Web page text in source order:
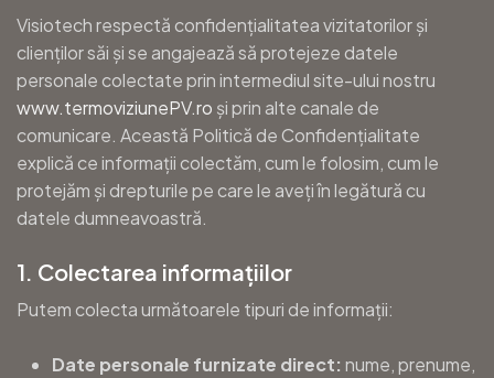
Visiotech respectă confidențialitatea vizitatorilor și
clienților săi și se angajează să protejeze datele
personale colectate prin intermediul site-ului nostru
www.termoviziunePV.ro și prin alte canale de
comunicare. Această Politică de Confidențialitate
explică ce informații colectăm, cum le folosim, cum le
protejăm și drepturile pe care le aveți în legătură cu
datele dumneavoastră.
1. Colectarea informațiilor
Putem colecta următoarele tipuri de informații:
Date personale furnizate direct: nume, prenume,